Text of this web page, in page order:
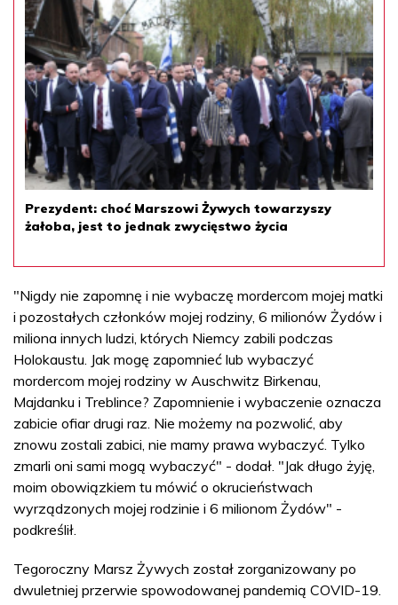
Prezydent: choć Marszowi Żywych towarzyszy
żałoba, jest to jednak zwycięstwo życia
"Nigdy nie zapomnę i nie wybaczę mordercom mojej matki
i pozostałych członków mojej rodziny, 6 milionów Żydów i
miliona innych ludzi, których Niemcy zabili podczas
Holokaustu. Jak mogę zapomnieć lub wybaczyć
mordercom mojej rodziny w Auschwitz Birkenau,
Majdanku i Treblince? Zapomnienie i wybaczenie oznacza
zabicie ofiar drugi raz. Nie możemy na pozwolić, aby
znowu zostali zabici, nie mamy prawa wybaczyć. Tylko
zmarli oni sami mogą wybaczyć" - dodał. "Jak długo żyję,
moim obowiązkiem tu mówić o okrucieństwach
wyrządzonych mojej rodzinie i 6 milionom Żydów" -
podkreślił.
Tegoroczny Marsz Żywych został zorganizowany po
dwuletniej przerwie spowodowanej pandemią COVID-19.